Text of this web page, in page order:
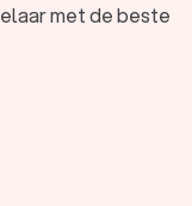
met de beste